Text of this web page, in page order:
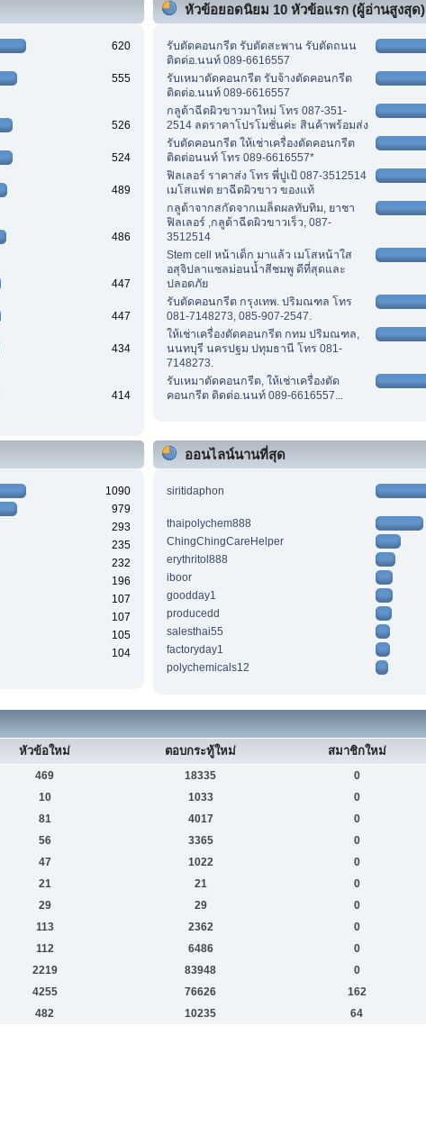
620
555
526
524
489
486
447
447
434
414
หัวข้อยอดนิยม 10 หัวข้อแรก (ผู้อ่านสูงสุด)
รับตัดคอนกรีต รับตัดสะพาน รับตัดถนน
ติดต่อ.นนท์ 089-6616557
รับเหมาตัดคอนกรีต รับจ้างตัดคอนกรีต
ติดต่อ.นนท์ 089-6616557
กลูต้าฉีดผิวขาวมาใหม่ โทร 087-351-
2514 ลดราคาโปรโมชั่นค่ะ สินค้าพร้อมส่ง
รับตัดคอนกรีต ให้เช่าเครื่องตัดคอนกรีต
ติดต่อนนท์ โทร 089-6616557*
ฟิลเลอร์ ราคาส่ง โทร พี่ปูเป้ 087-3512514
เมโสแฟต ยาฉีดผิวขาว ของแท้
กลูต้าจากสกัดจากเมล็ดผลทับทิม, ยาชา
ฟิลเลอร์ ,กลูต้าฉีดผิวขาวเร็ว, 087-
3512514
Stem cell หน้าเด็ก มาแล้ว เมโสหน้าใส
อสุจิปลาแซลม่อนน้ำสีชมพู ดีที่สุดและ
ปลอดภัย
รับตัดคอนกรีต กรุงเทพ. ปริมณฑล โทร
081-7148273, 085-907-2547.
ให้เช่าเครื่องตัดคอนกรีต กทม ปริมณฑล,
นนทบุรี นครปฐม ปทุมธานี โทร 081-
7148273.
รับเหมาตัดคอนกรีต, ให้เช่าเครื่องตัด
คอนกรีต ติดต่อ.นนท์ 089-6616557...
1090
979
293
235
232
196
107
107
105
104
ออนไลน์นานที่สุด
siritidaphon
thaipolychem888
ChingChingCareHelper
erythritol888
iboor
goodday1
producedd
salesthai55
factoryday1
polychemicals12
หัวข้อใหม่ ตอบกระทู้ใหม่ สมาชิกใหม่
469 18335 0
10 1033 0
81 4017 0
56 3365 0
47 1022 0
21 21 0
29 29 0
113 2362 0
112 6486 0
2219 83948 0
4255 76626 162
482 10235 64